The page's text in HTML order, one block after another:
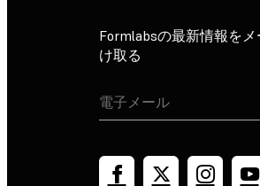
Formlabsの最新情報を
け取る